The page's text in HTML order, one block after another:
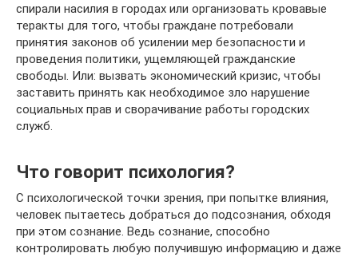
спирали насилия в городах или организовать кровавые
теракты для того, чтобы граждане потребовали
принятия законов об усилении мер безопасности и
проведения политики, ущемляющей гражданские
свободы. Или: вызвать экономический кризис, чтобы
заставить принять как необходимое зло нарушение
социальных прав и сворачивание работы городских
служб.
Что говорит психология?
С психологической точки зрения, при попытке влияния,
человек пытаетесь добраться до подсознания, обходя
при этом сознание. Ведь сознание, способно
контролировать любую получившую информацию и даже